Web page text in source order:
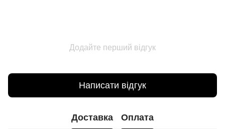
Додайте перший відгук
Написати відгук
Доставка Оплата